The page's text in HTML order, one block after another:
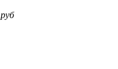
руб